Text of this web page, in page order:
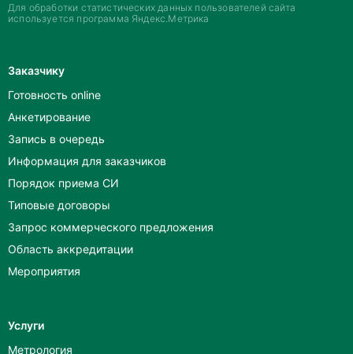
Для обработки статистических данных пользователей сайта
используется программа Яндекс.Метрика
Заказчику
Готовность online
Анкетирование
Запись в очередь
Информация для заказчиков
Порядок приема СИ
Типовые договоры
Запрос коммерческого предложения
Область аккредитации
Мероприятия
Услуги
Метрология